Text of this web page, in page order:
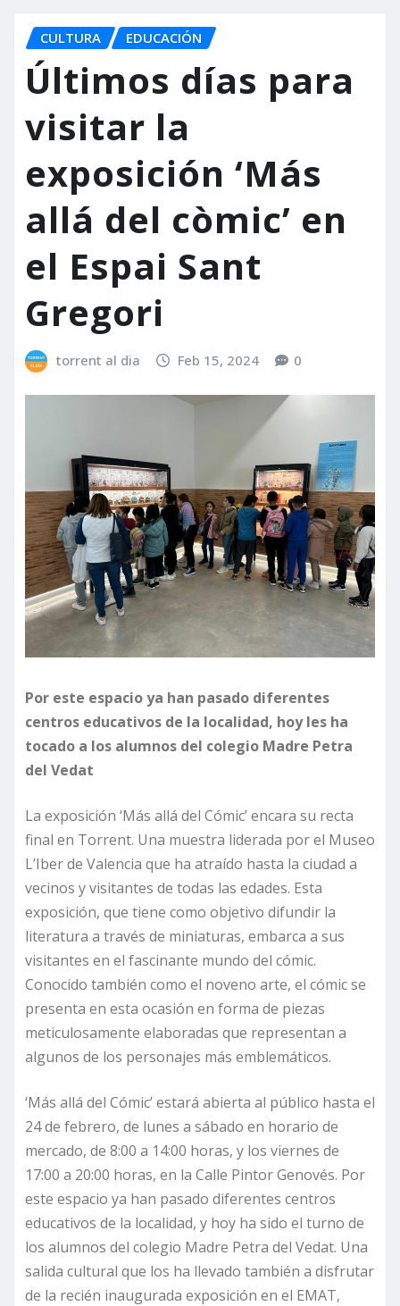
CULTURA EDUCACIÓN
Últimos días para
visitar la
exposición ‘Más
allá del còmic’ en
el Espai Sant
Gregori
torrent al dia Feb 15, 2024 0
Por este espacio ya han pasado diferentes
centros educativos de la localidad, hoy les ha
tocado a los alumnos del colegio Madre Petra
del Vedat
La exposición ‘Más allá del Cómic’ encara su recta
final en Torrent. Una muestra liderada por el Museo
L’Iber de Valencia que ha atraído hasta la ciudad a
vecinos y visitantes de todas las edades. Esta
exposición, que tiene como objetivo difundir la
literatura a través de miniaturas, embarca a sus
visitantes en el fascinante mundo del cómic.
Conocido también como el noveno arte, el cómic se
presenta en esta ocasión en forma de piezas
meticulosamente elaboradas que representan a
algunos de los personajes más emblemáticos.
‘Más allá del Cómic’ estará abierta al público hasta el
24 de febrero, de lunes a sábado en horario de
mercado, de 8:00 a 14:00 horas, y los viernes de
17:00 a 20:00 horas, en la Calle Pintor Genovés. Por
este espacio ya han pasado diferentes centros
educativos de la localidad, y hoy ha sido el turno de
los alumnos del colegio Madre Petra del Vedat. Una
salida cultural que los ha llevado también a disfrutar
de la recién inaugurada exposición en el EMAT,